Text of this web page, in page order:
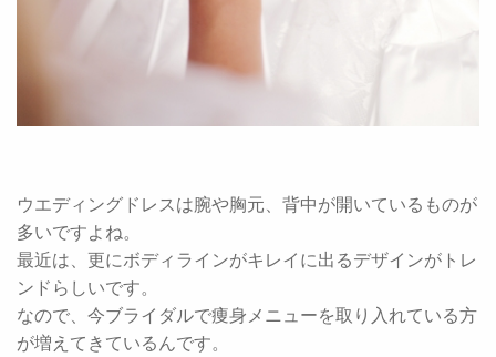
ウエディングドレスは腕や胸元、背中が開いているものが
多いですよね。
最近は、更にボディラインがキレイに出るデザインがトレ
ンドらしいです。
なので、今ブライダルで痩身メニューを取り入れている方
が増えてきているんです。